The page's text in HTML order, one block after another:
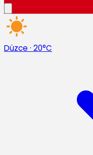
Düzce · 20°C